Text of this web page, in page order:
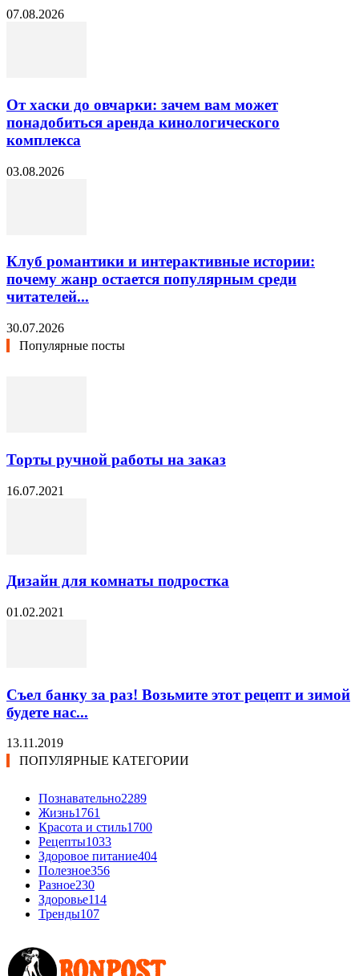
07.08.2026
От хаски до овчарки: зачем вам может
понадобиться аренда кинологического
комплекса
03.08.2026
Клуб романтики и интерактивные истории:
почему жанр остается популярным среди
читателей...
30.07.2026
Популярные посты
Торты ручной работы на заказ
16.07.2021
Дизайн для комнаты подростка
01.02.2021
Съел банку за раз! Возьмите этот рецепт и зимой
будете нас...
13.11.2019
ПОПУЛЯРНЫЕ КАТЕГОРИИ
Познавательно2289
Жизнь1761
Красота и стиль1700
Рецепты1033
Здоровое питание404
Полезное356
Разное230
Здоровье114
Тренды107